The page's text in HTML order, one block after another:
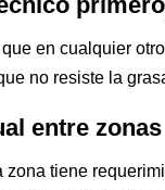
en cualquier
no resiste la
entre zonas
zona tiene